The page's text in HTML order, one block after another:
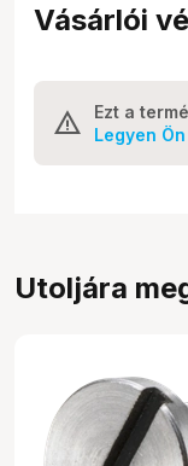
Vásárlói
Ezt a
Legyen
Utoljára